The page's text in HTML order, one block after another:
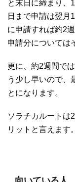
と末日に締まり、
日まで申請は翌月
に申請すれば約2
申請分については
更に、約2週間で
う少し早いので、
とになります。
ソラチカルートは
リットと言えます。